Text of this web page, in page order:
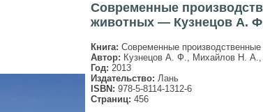
Современные
животных — Кузнецов А.
Книга: Современные
Автор: Кузнецов А. Ф., Михайлов Н.
Год: 2013
Издательство: Лань
ISBN: 978-5-8114-1312-6
Страниц: 456